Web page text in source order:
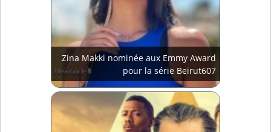
Zina Makki nominée aux Emmy Award
pour la série Beirut607